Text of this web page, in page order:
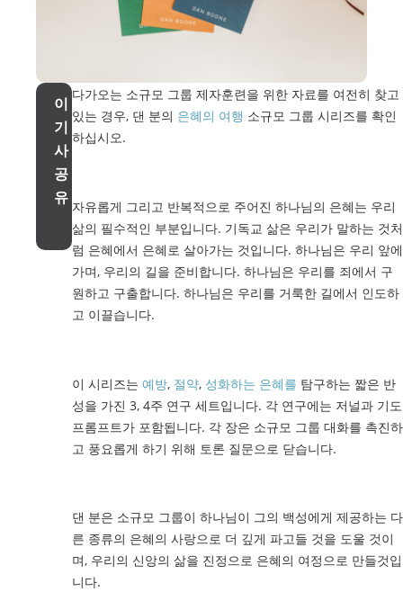
이
기
사
공
유
다가오는 소규모 그룹 제자훈련을 위한 자료를 여전히 찾고
있는 경우, 댄 분의 은혜의 여행 소규모 그룹 시리즈를 확인
하십시오.
자유롭게 그리고 반복적으로 주어진 하나님의 은혜는 우리
삶의 필수적인 부분입니다. 기독교 삶은 우리가 말하는 것처
럼 은혜에서 은혜로 살아가는 것입니다. 하나님은 우리 앞에
가며, 우리의 길을 준비합니다. 하나님은 우리를 죄에서 구
원하고 구출합니다. 하나님은 우리를 거룩한 길에서 인도하
고 이끌습니다.
이 시리즈는 예방, 절약, 성화하는 은혜를 탐구하는 짧은 반
성을 가진 3, 4주 연구 세트입니다. 각 연구에는 저널과 기도
프롬프트가 포함됩니다. 각 장은 소규모 그룹 대화를 촉진하
고 풍요롭게 하기 위해 토론 질문으로 닫습니다.
댄 분은 소규모 그룹이 하나님이 그의 백성에게 제공하는 다
른 종류의 은혜의 사랑으로 더 깊게 파고들 것을 도울 것이
며, 우리의 신앙의 삶을 진정으로 은혜의 여정으로 만들것입
니다.